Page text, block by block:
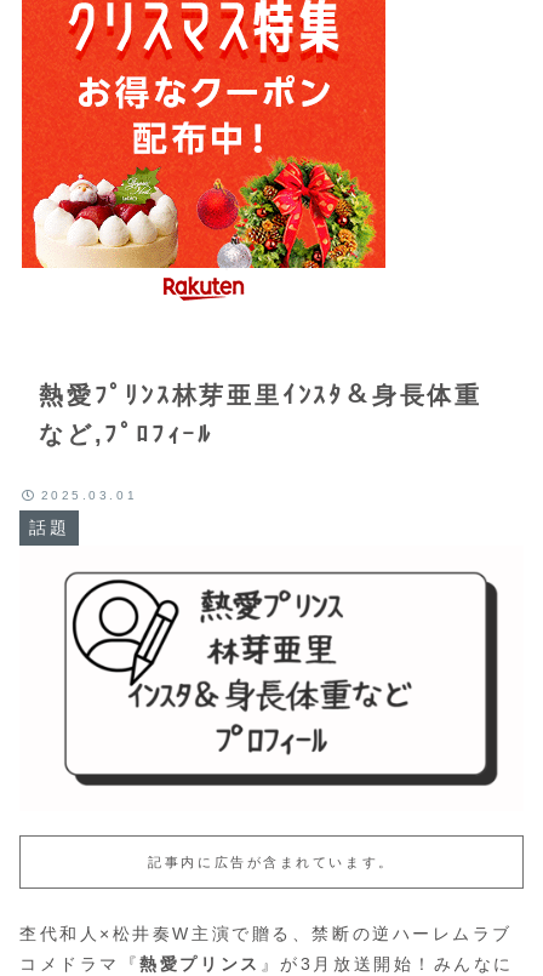
熱愛ﾌﾟﾘﾝｽ林芽亜里ｲﾝｽﾀ＆身長体重
など,ﾌﾟﾛﾌｨｰﾙ
話題
2025.03.01
記事内に広告が含まれています。
杢代和人×松井奏W主演で贈る、禁断の逆ハーレムラブ
コメドラマ『熱愛プリンス 』が3月放送開始！みんなに